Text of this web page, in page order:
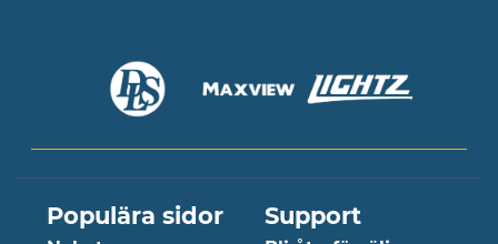
Populära sidor Support